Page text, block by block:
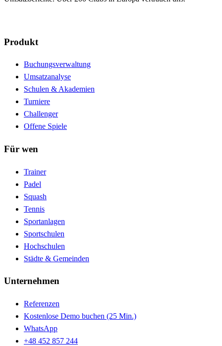
Produkt
Buchungsverwaltung
Umsatzanalyse
Schulen & Akademien
Turniere
Challenger
Offene Spiele
Für wen
Trainer
Padel
Squash
Tennis
Sportanlagen
Sportschulen
Hochschulen
Städte & Gemeinden
Unternehmen
Referenzen
Kostenlose Demo buchen (25 Min.)
WhatsApp
+48 452 857 244